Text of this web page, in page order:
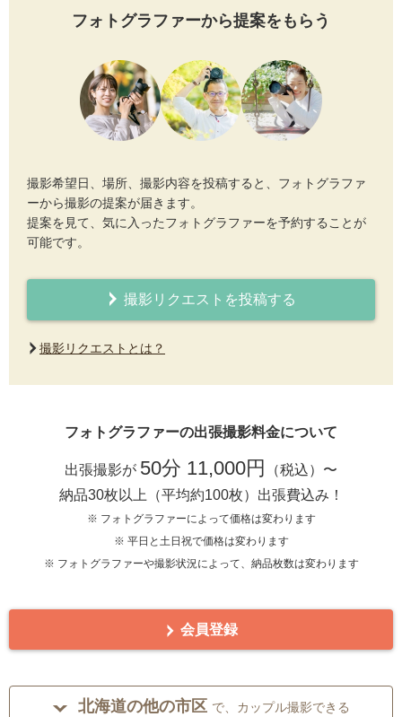
フォトグラファーから提案をもらう
撮影希望日、場所、撮影内容を投稿すると、フォトグラファ
ーから撮影の提案が届きます。
提案を見て、気に入ったフォトグラファーを予約することが
可能です。
撮影リクエストを投稿する
撮影リクエストとは？
フォトグラファーの出張撮影料金について
出張撮影が 50分 11,000円
（税込）〜
納品30枚以上（平均約100枚）出張費込み！
※ フォトグラファーによって価格は変わります
※ 平日と土日祝で価格は変わります
※ フォトグラファーや撮影状況によって、納品枚数は変わります
会員登録
北海道の他の市区 で、カップル撮影できる